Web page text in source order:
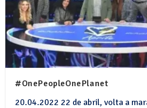
#OnePeopleOnePlanet
20.04.2022 22 de abril, volta a